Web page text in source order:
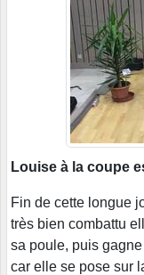
Louise à la coupe
Fin de cette longue
très bien combattu
sa poule, puis
car elle se pose sur